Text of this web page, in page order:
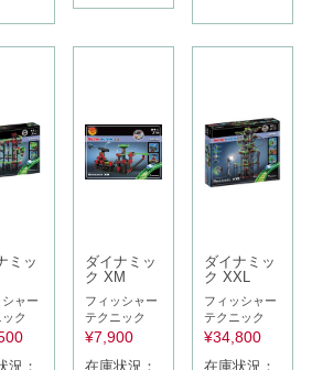
ミッ
ャー
ク
況：
ダイナミッ
ク XM
フィッシャー
テクニック
¥7,900
在庫状況：
ダイナミッ
ク XXL
フィッシャー
テクニック
¥34,800
在庫状況：